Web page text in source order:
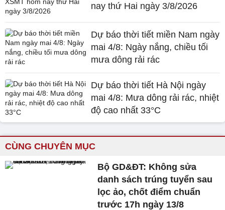
nay thứ Hai ngày 3/8/2026
Dự báo thời tiết miền Nam ngày
mai 4/8: Ngày nắng, chiều tối
mưa dông rải rác
Dự báo thời tiết Hà Nội ngày
mai 4/8: Mưa dông rải rác, nhiệt
độ cao nhất 33°C
CÙNG CHUYÊN MỤC
Bộ GD&ĐT: Không sửa
danh sách trúng tuyển sau
lọc ảo, chốt điểm chuẩn
trước 17h ngày 13/8